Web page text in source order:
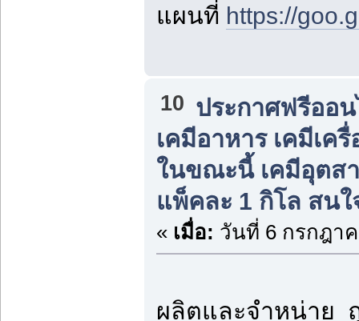
แผนที่ https://
10 ประกาศฟรีออ
เคมีอาหาร เคมีเค
ในขณะนี้ เคมีอุตส
แพ็คละ 1 กิโล สน
« เมื่อ: วันที่ 6 กรกฎาค
ผลิตและจำหน่าย